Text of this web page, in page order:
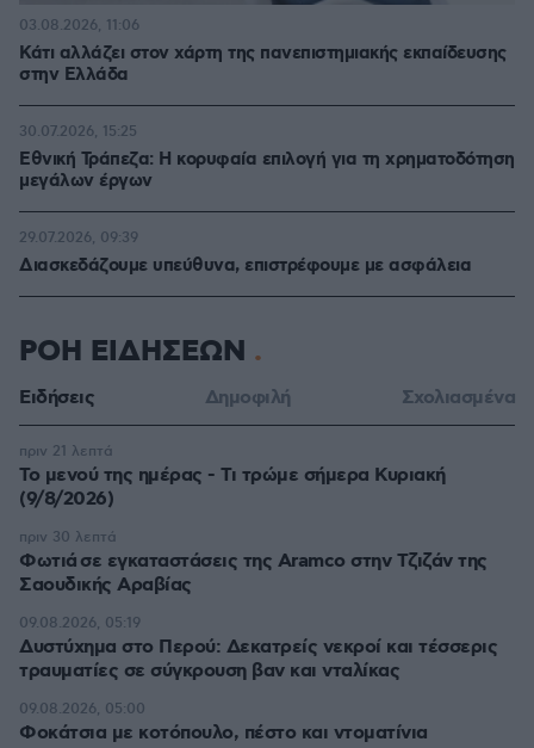
Κάτι αλλάζει στον χάρτη της πανεπιστημιακής εκπαίδευσης
στην Ελλάδα
03.08.2026, 11:06
Εθνική Τράπεζα: Η κορυφαία επιλογή για τη χρηματοδότηση
μεγάλων έργων
30.07.2026, 15:25
Διασκεδάζουμε υπεύθυνα, επιστρέφουμε με ασφάλεια
29.07.2026, 09:39
ΡΟΗ ΕΙΔΗΣΕΩΝ
Ειδήσεις Δημοφιλή Σχολιασμένα
Το μενού της ημέρας - Τι τρώμε σήμερα Κυριακή
(9/8/2026)
πριν 21 λεπτά
Φωτιά σε εγκαταστάσεις της Aramco στην Τζιζάν της
Σαουδικής Αραβίας
πριν 30 λεπτά
Δυστύχημα στο Περού: Δεκατρείς νεκροί και τέσσερις
τραυματίες σε σύγκρουση βαν και νταλίκας
09.08.2026, 05:19
Φοκάτσια με κοτόπουλο, πέστο και ντοματίνια
09.08.2026, 05:00